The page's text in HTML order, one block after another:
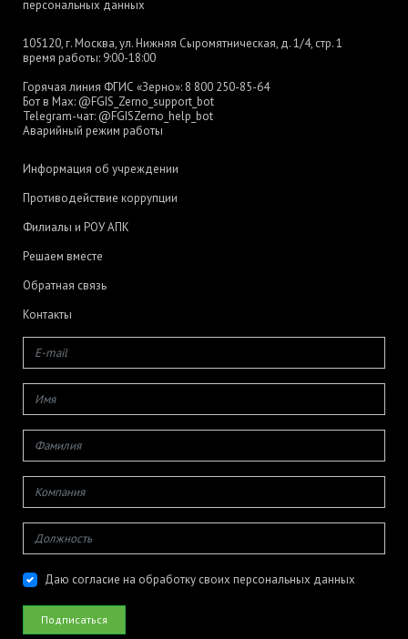
персональных данных
105120, г. Москва, ул. Нижняя Сыромятническая, д. 1/4, стр. 1
время работы: 9:00-18:00
Горячая линия ФГИС «Зерно»: 8 800 250-85-64
Бот в Max: @FGIS_Zerno_support_bot
Telegram-чат: @FGISZerno_help_bot
Аварийный режим работы
Информация об учреждении
Противодействие коррупции
Филиалы и РОУ АПК
Решаем вместе
Обратная связь
Контакты
Даю согласие на обработку своих персональных данных